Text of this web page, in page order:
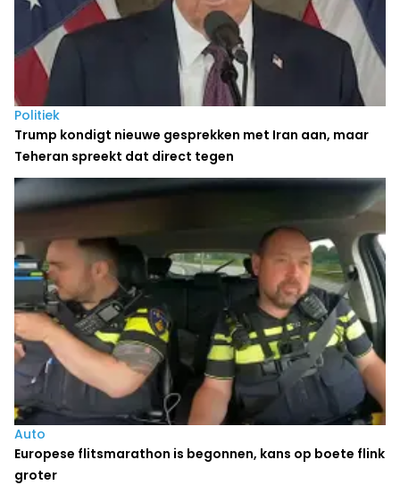
Politiek
Trump kondigt nieuwe gesprekken met Iran aan, maar
Teheran spreekt dat direct tegen
Auto
Europese flitsmarathon is begonnen, kans op boete flink
groter